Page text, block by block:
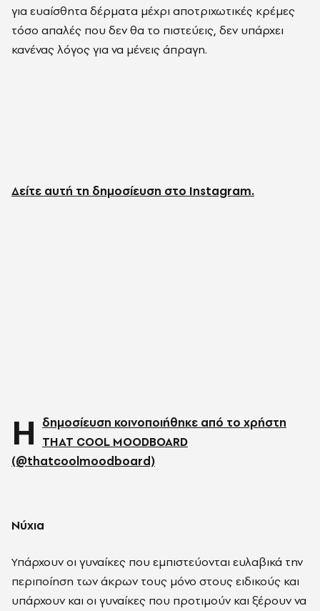
για ευαίσθητα δέρματα μέχρι αποτριχωτικές κρέμες
τόσο απαλές που δεν θα το πιστεύεις, δεν υπάρχει
κανένας λόγος για να μένεις άπραγη.
Δείτε αυτή τη δημοσίευση στο Instagram.
Η δημοσίευση κοινοποιήθηκε από το χρήστη
THAT COOL MOODBOARD
(@thatcoolmoodboard)
Νύχια
Υπάρχουν οι γυναίκες που εμπιστεύονται ευλαβικά την
περιποίηση των άκρων τους μόνο στους ειδικούς και
υπάρχουν και οι γυναίκες που προτιμούν και ξέρουν να